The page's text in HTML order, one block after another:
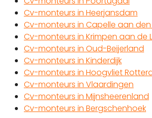
Cv-monteurs in Heerjansdam
Cv-monteurs in Capelle aan den
Cv-monteurs in Krimpen aan de
Cv-monteurs in Oud-Beijerland
Cv-monteurs in Kinderdijk
Cv-monteurs in Hoogvliet
Cv-monteurs in Vlaardingen
Cv-monteurs in Mijnsheerenland
Cv-monteurs in Bergschenhoek